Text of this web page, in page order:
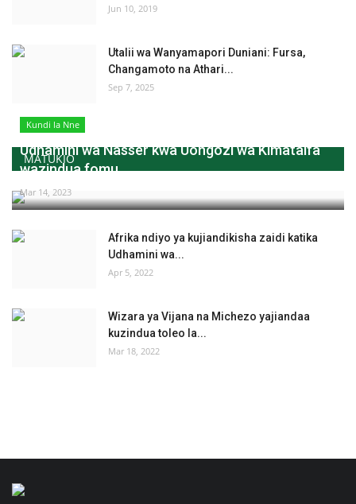
Jun 10, 2019
Utalii wa Wanyamapori Duniani: Fursa,
Changamoto na Athari...
Sep 7, 2025
MATUKIO
Kundi la Nne
Udhamini wa Nasser kwa Uongozi wa Kimataifa
wazindua fomu...
Mar 14, 2023
Afrika ndiyo ya kujiandikisha zaidi katika
Udhamini wa...
Apr 5, 2022
Wizara ya Vijana na Michezo yajiandaa
kuzindua toleo la...
Mar 18, 2022